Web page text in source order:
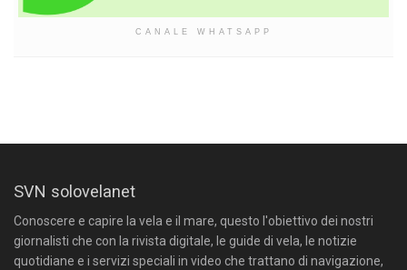
CANALE WHATSAPP
SVN solovelanet
Conoscere e capire la vela e il mare, questo l'obiettivo dei nostri
giornalisti che con la rivista digitale, le guide di vela, le notizie
quotidiane e i servizi speciali in video che trattano di navigazione,